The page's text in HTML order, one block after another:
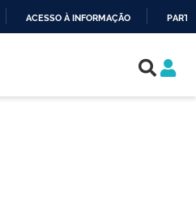
ACESSO À INFORMAÇÃO